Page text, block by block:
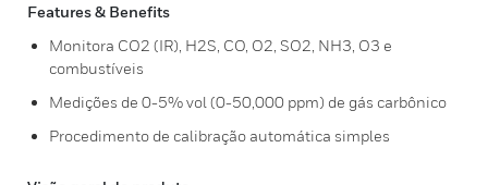
Features & Benefits
Monitora CO2 (IR), H2S, CO, O2, SO2, NH3, O3 e
combustíveis
Medições de 0-5% vol (0-50,000 ppm) de gás carbônico
Procedimento de calibração automática simples